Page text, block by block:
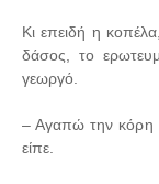
Κι επειδή η
δάσος, το
γεωργό.
– Αγαπώ την κόρη
είπε.